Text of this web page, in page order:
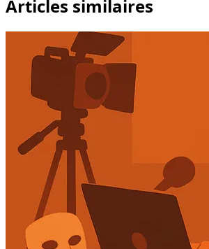
Articles similaires